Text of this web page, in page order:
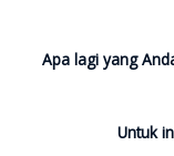
Apa lagi yang
Untuk